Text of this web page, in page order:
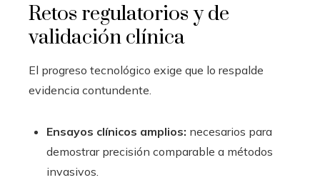
Retos regulatorios y de
validación clínica
El progreso tecnológico exige que lo respalde
evidencia contundente.
Ensayos clínicos amplios: necesarios para
demostrar precisión comparable a métodos
invasivos.